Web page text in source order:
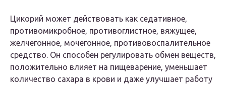
Цикорий может действовать как седативное,
противомикробное, противоглистное, вяжущее,
желчегонное, мочегонное, противовоспалительное
средство. Он способен регулировать обмен веществ,
положительно влияет на пищеварение, уменьшает
количество сахара в крови и даже улучшает работу